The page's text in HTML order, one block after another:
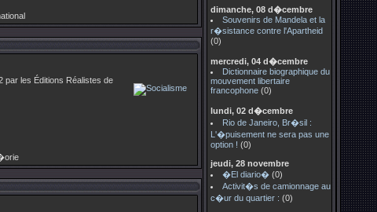
par les Éditions Réalistes de
dimanche, 08 d�cembre
Souvenirs de Mandela et la
r�sistance contre l'Apartheid
(0)
mercredi, 04 d�cembre
Dictionnaire biographique du
mouvement libertaire
francophone(0)
lundi, 02 d�cembre
Rio de Janeiro, Br�sil :
L'�puisement ne sera pas une
option ! (0)
jeudi, 28 novembre
�El diario�(0)
Activit�s de camionnage au
c�ur du quartier : (0)